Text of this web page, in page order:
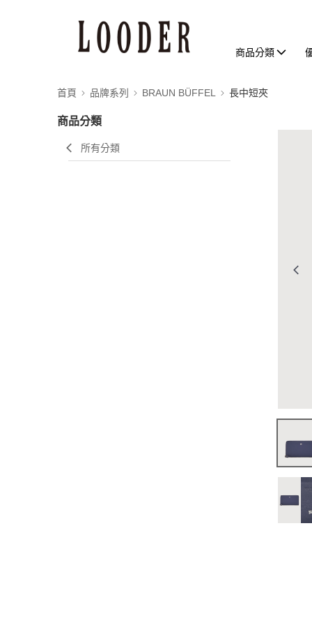
商品分類
首頁 品牌系列 BRAUN BÜFFEL 長中短夾
商品分類
所有分類